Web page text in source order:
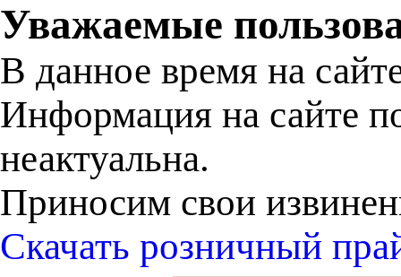
Уважаемые
В данное время на
Информация на сайте
неактуальна.
Приносим свои
Скачать розничный